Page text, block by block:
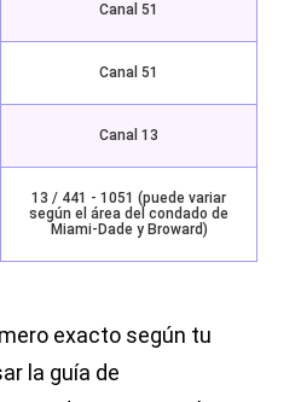
Canal 51
Canal 51
Canal 13
13 / 441 - 1051 (puede variar
según el área del condado de
Miami-Dade y Broward)
exacto según tu
la guía de